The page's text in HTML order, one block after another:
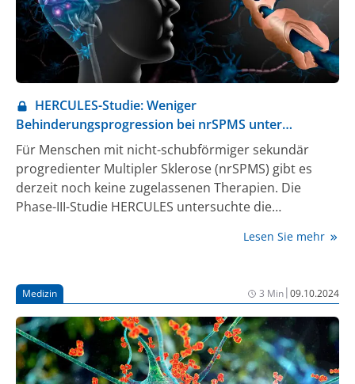
HERCULES-Studie: Weniger
Behinderungsprogression bei nrSPMS unter
Tolebrutinib
Für Menschen mit nicht-schubförmiger sekundär
progredienter Multipler Sklerose (nrSPMS) gibt es
derzeit noch keine zugelassenen Therapien. Die
Phase-III-Studie HERCULES untersuchte die
gegenüber Placebo. In der Studie konnte mit
bei nrSPMS signifikant reduziert werden.
Lesen Sie mehr
Medizin 3 Min|09.10.2024